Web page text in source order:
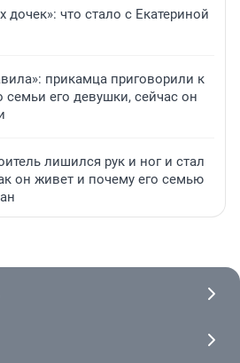
дочек»: что стало с Екатериной
прикамца приговорили к
семьи его девушки, сейчас он
лишился рук и ног и стал
он живет и почему его семью